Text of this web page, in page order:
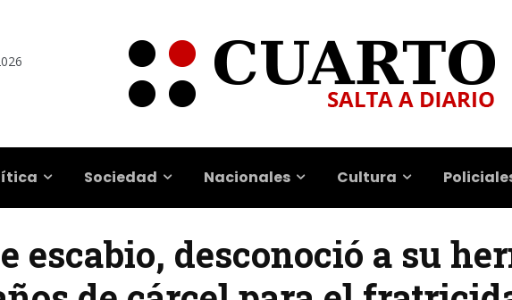
Sociedad Nacionales Cultura
escabio, desconoció a su